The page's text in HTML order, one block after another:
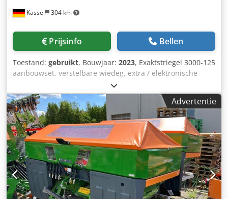
Kassel 304 km
Prijsinfo Bellen
Toestand: gebruikt, Bouwjaar: 2023, Exaktstriegel 3000-125
aanbouwset, verstelbare wiedeg, extra / elektronische
spooraanduiding 3000 AmaDrill 2 voor Cataya, radarsensor
/ internationaal, analoge werkpositie sensor, elektrische
werkgangenschakeling / stuurventiel en hydraulische
werkgangen. Dkjdpfx Aaetgpggjier
Advertentie